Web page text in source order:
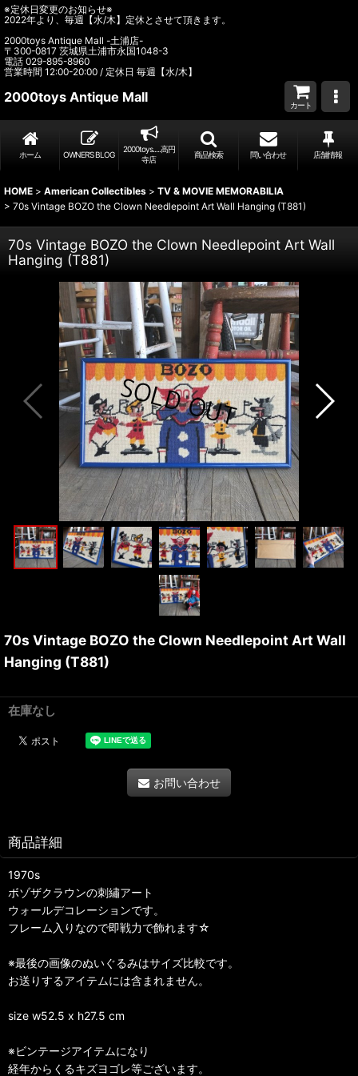
※定休日変更のお知らせ※
2022年より、毎週【水/木】定休とさせて頂きます。
2000toys Antique Mall -土浦店-
〒300-0817 茨城県土浦市永国1048-3
電話 029-895-8960
営業時間 12:00-20:00 / 定休日 毎週【水/木】
2000toys Antique Mall
カート
ホーム OWNER’S BLOG
2000toys.....高円
寺店
商品検索 問い合わせ 店舗情報
HOME > American Collectibles > TV & MOVIE MEMORABILIA
> 70s Vintage BOZO the Clown Needlepoint Art Wall Hanging (T881)
70s Vintage BOZO the Clown Needlepoint Art Wall
Hanging (T881)
70s Vintage BOZO the Clown Needlepoint Art Wall
Hanging (T881)
在庫なし
お問い合わせ
商品詳細
1970s
ボゾザクラウンの刺繡アート
ウォールデコレーションです。
フレーム入りなので即戦力で飾れます☆
※最後の画像のぬいぐるみはサイズ比較です。
お送りするアイテムには含まれません。
size w52.5 x h27.5 cm
※ビンテージアイテムになり
経年からくるキズヨゴレ等ございます。